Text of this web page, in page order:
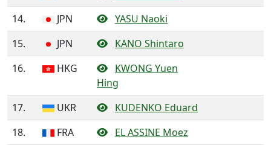
14.
JPN
YASU Naoki
15.
JPN
KANO Shintaro
16.
HKG
KWONG Yuen
Hing
17.
UKR
KUDENKO Eduard
18.
FRA
EL ASSINE Moez